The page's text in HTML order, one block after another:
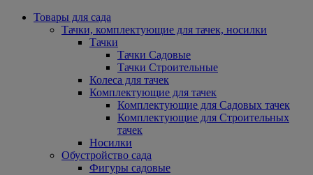
Товары для сада
Тачки, комплектующие для тачек, носилки
Тачки
Тачки Садовые
Тачки Строительные
Колеса для тачек
Комплектующие для тачек
Комплектующие для Садовых тачек
Комплектующие для Строительных
тачек
Носилки
Обустройство сада
Фигуры садовые